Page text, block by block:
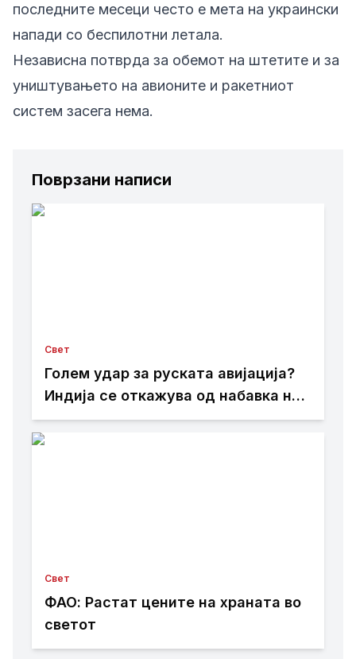
последните месеци често е мета на украински
напади со беспилотни летала.
Независна потврда за обемот на штетите и за
уништувањето на авионите и ракетниот
систем засега нема.
Поврзани написи
Свет
Голем удар за руската авијација?
Индија се откажува од набавка на
Су-57
Свет
ФАО: Растат цените на храната во
светот